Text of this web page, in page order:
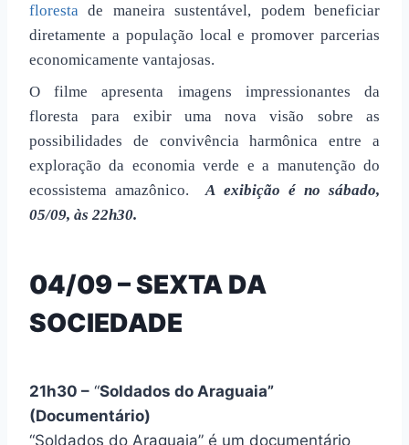
floresta de maneira sustentável, podem beneficiar
diretamente a população local e promover parcerias
economicamente vantajosas.
O filme apresenta imagens impressionantes da
floresta para exibir uma nova visão sobre as
possibilidades de convivência harmônica entre a
exploração da economia verde e a manutenção do
ecossistema amazônico.
A exibição é no sábado,
05/09, às 22h30.
04/09 – SEXTA DA
SOCIEDADE
21h30 – “Soldados do Araguaia”
(Documentário)
“Soldados do Araguaia” é um documentário